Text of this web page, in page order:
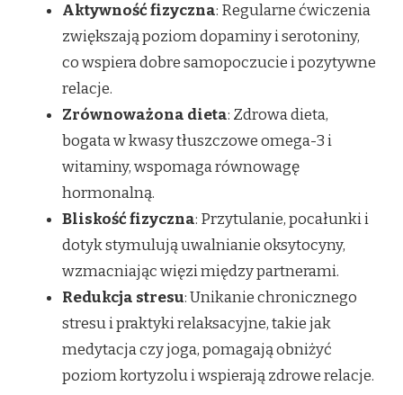
Aktywność fizyczna: Regularne ćwiczenia
zwiększają poziom dopaminy i serotoniny,
co wspiera dobre samopoczucie i pozytywne
relacje.
Zrównoważona dieta: Zdrowa dieta,
bogata w kwasy tłuszczowe omega-3 i
witaminy, wspomaga równowagę
hormonalną.
Bliskość fizyczna: Przytulanie, pocałunki i
dotyk stymulują uwalnianie oksytocyny,
wzmacniając więzi między partnerami.
Redukcja stresu: Unikanie chronicznego
stresu i praktyki relaksacyjne, takie jak
medytacja czy joga, pomagają obniżyć
poziom kortyzolu i wspierają zdrowe relacje.